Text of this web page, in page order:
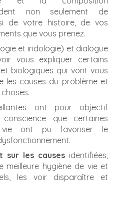
non seulement de
de votre histoire, de vos
que vous prenez.
et iridologie) et dialogue
vous expliquer certains
biologiques qui vont vous
les causes du problème et
ont pour objectif
que certaines
vie ont pu favoriser le
sur les causes identifiées,
meilleure hygiène de vie et
les voir disparaître et